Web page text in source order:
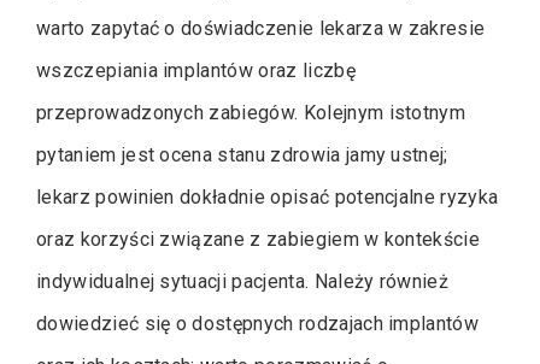
warto zapytać o doświadczenie lekarza w zakresie
wszczepiania implantów oraz liczbę
przeprowadzonych zabiegów. Kolejnym istotnym
pytaniem jest ocena stanu zdrowia jamy ustnej;
lekarz powinien dokładnie opisać potencjalne ryzyka
oraz korzyści związane z zabiegiem w kontekście
indywidualnej sytuacji pacjenta. Należy również
dowiedzieć się o dostępnych rodzajach implantów